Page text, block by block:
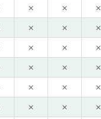
× × ×
× × ×
× × ×
× × ×
× × ×
× × ×